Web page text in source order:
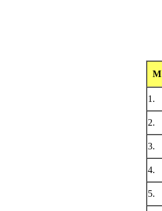
M
1.
2.
3.
4.
5.